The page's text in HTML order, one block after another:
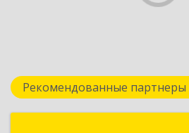
Рекомендованные партнеры